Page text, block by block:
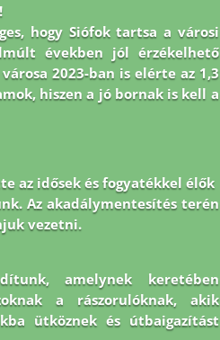
hogy Siófok tartsa a városi
években jól érzékelhető
2023-ban is elérte az 1,3
hiszen a jó bornak is kell a
az idősek és fogyatékkel élők
Az akadálymentesítés terén
vezetni.
amelynek keretében
a rászorulóknak, akik
ütköznek és útbaigazítást